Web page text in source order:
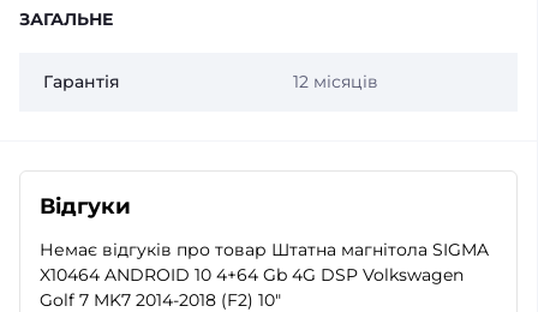
ЗАГАЛЬНЕ
Гарантія 12 місяців
Відгуки
Немає відгуків про товар Штатна магнітола SIGMA
X10464 ANDROID 10 4+64 Gb 4G DSP Volkswagen
Golf 7 MK7 2014-2018 (F2) 10"